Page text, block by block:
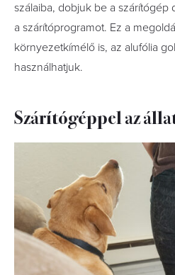
szálaiba, dobjuk be a szárítógép
a szárítóprogramot. Ez a
környezetkímélő is, az alufólia
használhatjuk.
Szárítógéppel az